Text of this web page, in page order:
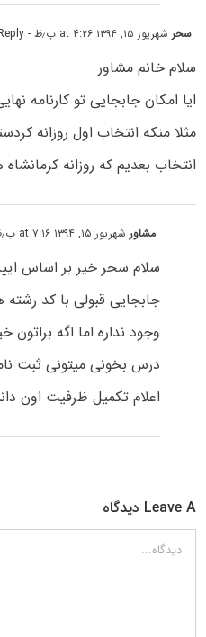
سحر شهریور ۱۵, ۱۳۹۴ at ۴:۲۶ ب٫ظ - Reply
سلام خانم مشاور
ایا امکان جابجایی تو کارنامه
مثلا منکه انتخاب اول روزانه
انتخاب بعدیم که روزانه
مشاور شهریور ۱۵, ۱۳۹۴ at ۷:۱۶ ب٫ظ
سلام سحر خیر بر اساس
جابجایی قبولی با کد رشته
وجود نداره اما اگه براتون
درس بخونی میتونی ثبت
اعلام تکمیل ظرفیت اون
Leave A دیدگاه
دیدگاه